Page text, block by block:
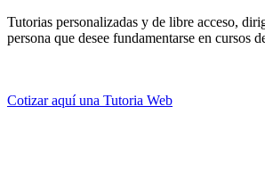
Tutorias personalizadas y de libre acceso,
persona que desee fundamentarse en cursos
Cotizar aquí una Tutoria Web